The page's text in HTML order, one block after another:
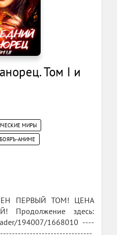
Том I и
МИРЫ
БОЯРЪ-АНИМЕ
ПЕРВЫЙ ТОМ! ЦЕНА
Продолжение здесь:
194007/1668010 ----